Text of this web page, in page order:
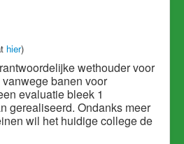
hier)
wethouder voor
banen voor
evaluatie bleek 1
gerealiseerd. Ondanks meer
wil het huidige college de